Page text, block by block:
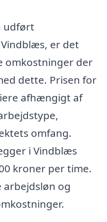
udført
er det
omkostninger der
dette. Prisen for
afhængigt af
omfang.
i Vindblæs
kroner per time.
og